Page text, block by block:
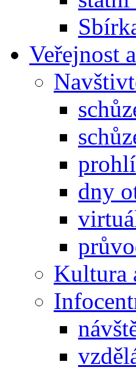
Veřejnost
dny
Kultura